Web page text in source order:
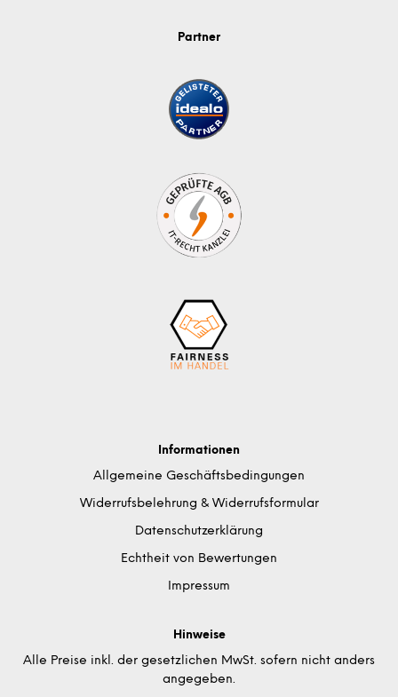
Partner
Informationen
Allgemeine Geschäftsbedingungen
Widerrufsbelehrung & Widerrufsformular
Datenschutzerklärung
Echtheit von Bewertungen
Impressum
Hinweise
Alle Preise inkl. der gesetzlichen MwSt. sofern nicht anders
angegeben.